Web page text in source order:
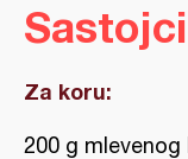
Sastojci
Za koru:
200 g mlevenog